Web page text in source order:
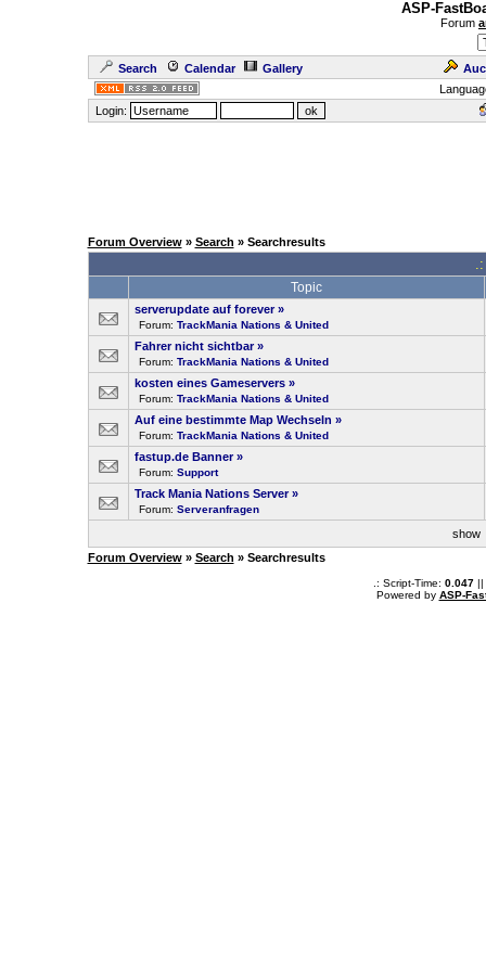
ASP-
Forum
Search Calendar Gallery
Login:
Forum Overview» Search » Searchresults
Topic
serverupdate auf forever »
Forum: TrackMania Nations & United
Fahrer nicht sichtbar »
Forum: TrackMania Nations & United
kosten eines Gameservers »
Forum: TrackMania Nations & United
Auf eine bestimmte Map Wechseln »
Forum: TrackMania Nations & United
fastup.de Banner »
Forum: Support
Track Mania Nations Server »
Forum: Serveranfragen
show
Forum Overview» Search » Searchresults
.: Script-Time: 0.047||
Powered by ASP-